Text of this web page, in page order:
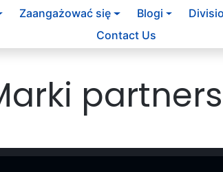
Zaangażować się Blogi
Contact Us